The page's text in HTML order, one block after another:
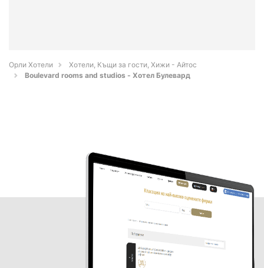
Орли Хотели
Хотели, Къщи за гости, Хижи - Айтос
Boulevard rooms and studios - Хотел Булевард